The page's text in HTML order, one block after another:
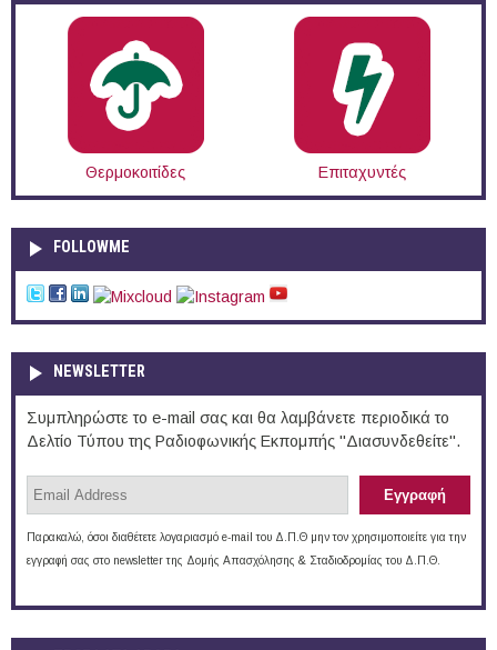
Θερμοκοιτίδες Επιταχυντές
FOLLOWME
NEWSLETTER
Συμπληρώστε το e-mail σας και θα λαμβάνετε περιοδικά το
Δελτίο Τύπου της Ραδιοφωνικής Εκπομπής "Διασυνδεθείτε".
Παρακαλώ, όσοι διαθέτετε λογαριασμό e-mail του Δ.Π.Θ μην τον χρησιμοποιείτε για την
εγγραφή σας στο newsletter της Δομής Απασχόλησης & Σταδιοδρομίας του Δ.Π.Θ.